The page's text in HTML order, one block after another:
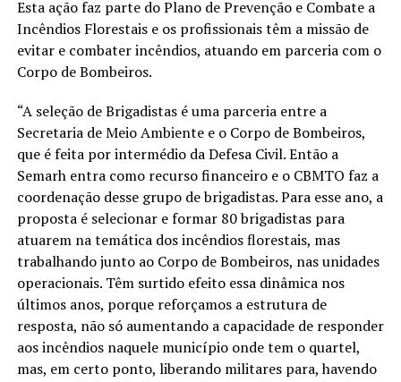
Esta ação faz parte do Plano de Prevenção e Combate a
Incêndios Florestais e os profissionais têm a missão de
evitar e combater incêndios, atuando em parceria com o
Corpo de Bombeiros.
“A seleção de Brigadistas é uma parceria entre a
Secretaria de Meio Ambiente e o Corpo de Bombeiros,
que é feita por intermédio da Defesa Civil. Então a
Semarh entra como recurso financeiro e o CBMTO faz a
coordenação desse grupo de brigadistas. Para esse ano, a
proposta é selecionar e formar 80 brigadistas para
atuarem na temática dos incêndios florestais, mas
trabalhando junto ao Corpo de Bombeiros, nas unidades
operacionais. Têm surtido efeito essa dinâmica nos
últimos anos, porque reforçamos a estrutura de
resposta, não só aumentando a capacidade de responder
aos incêndios naquele município onde tem o quartel,
mas, em certo ponto, liberando militares para, havendo